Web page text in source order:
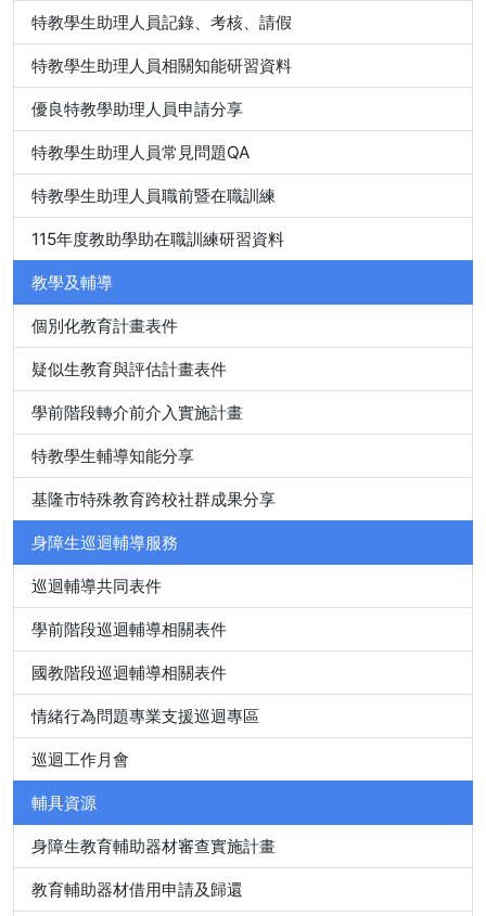
特教學生助理人員記錄、考核、請假
特教學生助理人員相關知能研習資料
優良特教學助理人員申請分享
特教學生助理人員常見問題QA
特教學生助理人員職前暨在職訓練
115年度教助學助在職訓練研習資料
教學及輔導
個別化教育計畫表件
疑似生教育與評估計畫表件
學前階段轉介前介入實施計畫
特教學生輔導知能分享
基隆市特殊教育跨校社群成果分享
身障生巡迴輔導服務
巡迴輔導共同表件
學前階段巡迴輔導相關表件
國教階段巡迴輔導相關表件
情緒行為問題專業支援巡迴專區
巡迴工作月會
輔具資源
身障生教育輔助器材審查實施計畫
教育輔助器材借用申請及歸還